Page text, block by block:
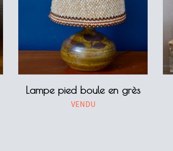
Lampe pied boule en grès
VENDU